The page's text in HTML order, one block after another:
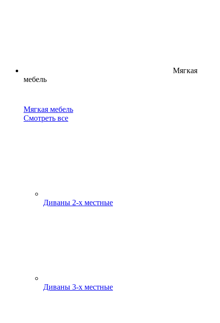
Мягкая
мебель
Мягкая мебель
Смотреть все
Диваны 2-х местные
Диваны 3-х местные